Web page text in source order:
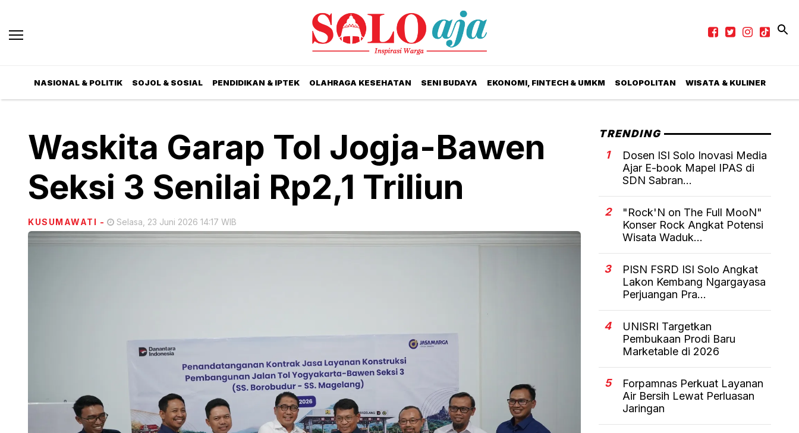
NASIONAL & POLITIK SOJOL & SOSIAL PENDIDIKAN & IPTEK OLAHRAGA KESEHATAN SENI BUDAYA EKONOMI, FINTECH & UMKM SOLOPOLITAN WISATA & KULINER
Waskita Garap Tol Jogja-Bawen
Seksi 3 Senilai Rp2,1 Triliun
KUSUMAWATI - Selasa, 23 Juni 2026 14:17 WIB
TRENDING
1
Dosen ISI Solo Inovasi Media
Ajar E-book Mapel IPAS di
SDN Sabran...
2
"Rock'N on The Full MooN"
Konser Rock Angkat Potensi
Wisata Waduk...
3
PISN FSRD ISI Solo Angkat
Lakon Kembang Ngargayasa
Perjuangan Pra...
4
UNISRI Targetkan
Pembukaan Prodi Baru
Marketable di 2026
5
Forpamnas Perkuat Layanan
Air Bersih Lewat Perluasan
Jaringan